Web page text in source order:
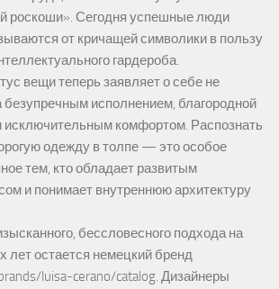
роскоши». Сегодня успешные люди
от кричащей символики в пользу
гардероба.
вещи теперь заявляет о себе не
безупречным исполнением, благородной
исключительным комфортом. Распознать
одежду в толпе — это особое
тем, кто обладает развитым
и понимает внутреннюю архитектуру
бессловесного подхода на
лет остается немецкий бренд
luisa-cerano/catalog. Дизайнеры